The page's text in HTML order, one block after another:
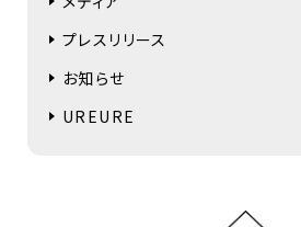
プレスリリース
お知らせ
UREURE